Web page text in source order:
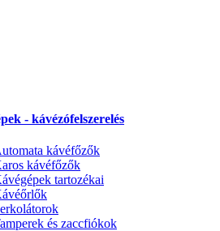
- kávézófelszerelés
kávéfőzők
kávéfőzők
tartozékai
és zaccfiókok